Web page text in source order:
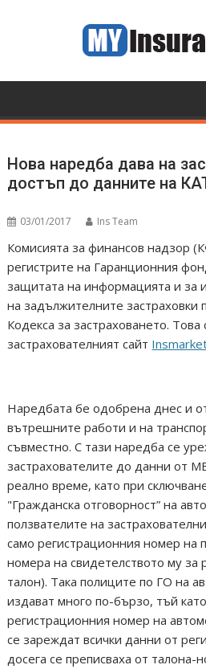
Нова наредба дава на
достъп до данните на
03/01/2017 Ins Team
Комисията за финансов надзор
регистрите на Гаранционния
защитата на информацията и за
на задължителните застраховки
Кодекса за застраховането.
застрахователният сайт
Наредбата бе одобрена днес и
вътрешните работи и на
съвместно. С тази наредба се
застрахователите до данни от
реално време, като при
"Гражданска отговорност” на
ползвателите на
само регистрационния номер на
номера на свидетелството му за
талон). Така полиците по ГО на
издават много по-бързо, тъй
регистрационния номер на
се зареждат всички данни от
досега се преписваха от талона-